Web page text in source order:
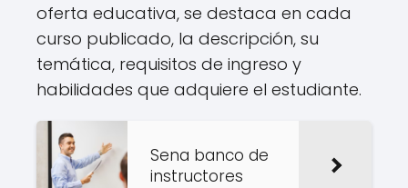
oferta educativa, se destaca en cada
curso publicado, la descripción, su
temática, requisitos de ingreso y
habilidades que adquiere el estudiante.
Sena banco de
instructores